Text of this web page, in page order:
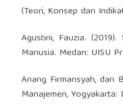
(Teori, Konsep dan
Agustini, Fauzia.
Manusia. Medan: UISU
Anang Firmansyah, dan
Manajemen, Yogyakarta: